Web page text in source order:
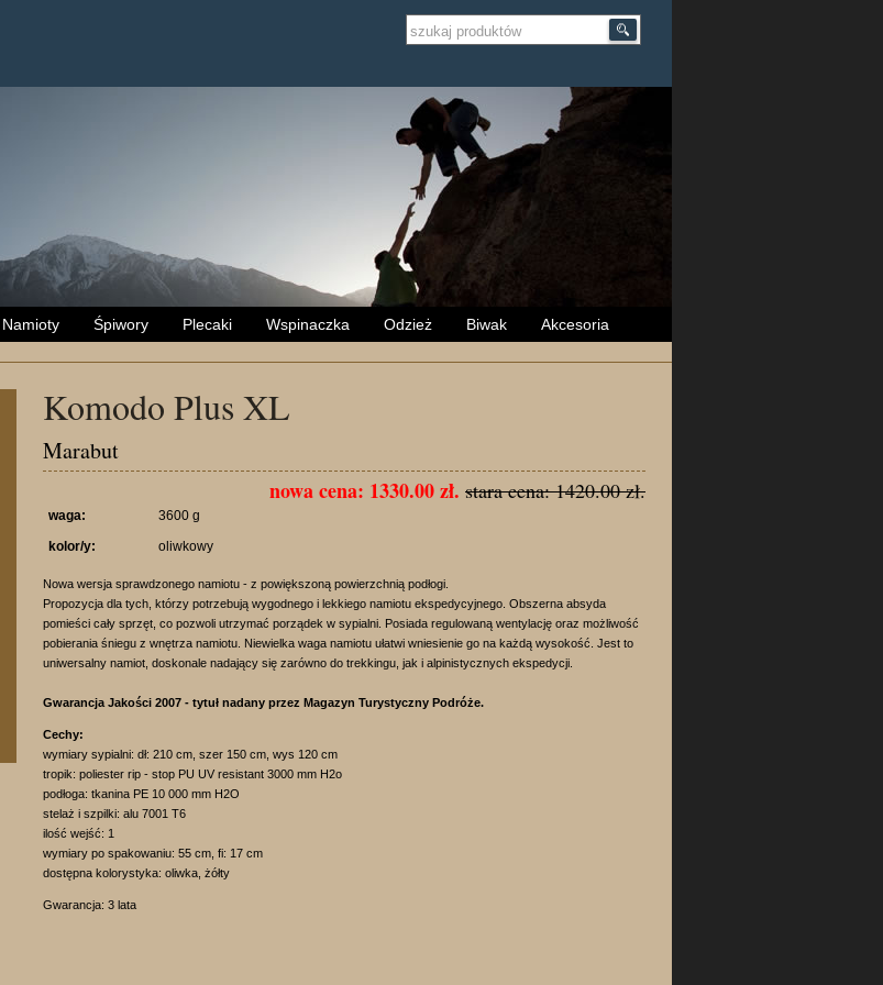
Namioty Śpiwory Plecaki Wspinaczka Odzież Biwak
Akcesoria
Komodo Plus XL
Marabut
nowa cena: 1330.00 zł. stara cena: 1420.00 zł.
waga:
3600 g
kolor/y:
oliwkowy
Nowa wersja sprawdzonego namiotu - z powiększoną powierzchnią podłogi.
Propozycja dla tych, którzy potrzebują wygodnego i lekkiego namiotu ekspedycyjnego. Obszerna absyda
pomieści cały sprzęt, co pozwoli utrzymać porządek w sypialni. Posiada regulowaną wentylację oraz możliwość
pobierania śniegu z wnętrza namiotu. Niewielka waga namiotu ułatwi wniesienie go na każdą wysokość. Jest to
uniwersalny namiot, doskonale nadający się zarówno do trekkingu, jak i alpinistycznych ekspedycji.
Gwarancja Jakości 2007 - tytuł nadany przez Magazyn Turystyczny Podróże.
Cechy:
wymiary sypialni: dł: 210 cm, szer 150 cm, wys 120 cm
tropik: poliester rip - stop PU UV resistant 3000 mm H2o
podłoga: tkanina PE 10 000 mm H2O
stelaż i szpilki: alu 7001 T6
ilość wejść: 1
wymiary po spakowaniu: 55 cm, fi: 17 cm
dostępna kolorystyka: oliwka, żółty
Gwarancja: 3 lata